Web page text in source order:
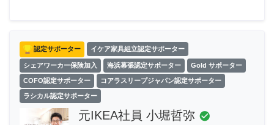
認定サポーター イケア家具組立認定サポーター
シェアワーカー保険加入 海浜幕張認定サポーター Gold サポーター
COFO認定サポーター コアラスリープジャパン認定サポーター
ラシカル認定サポーター
元IKEA社員 小堀哲弥 check_circle